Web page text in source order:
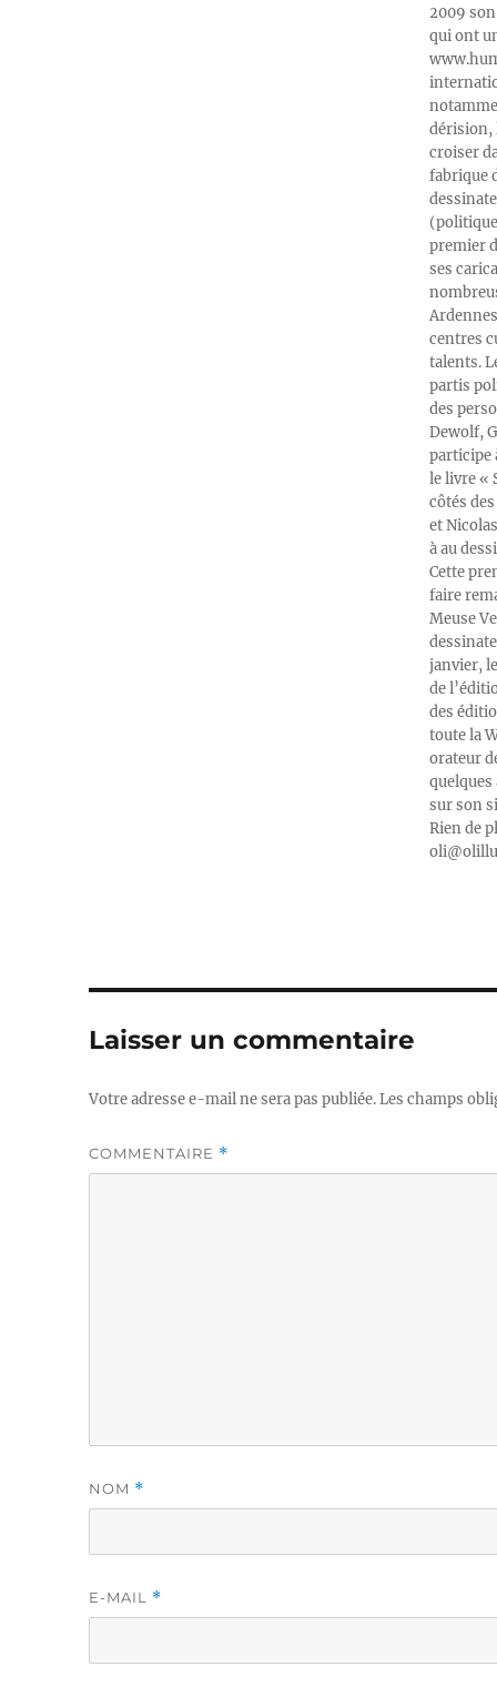
2009
qui ont
dérision,
croiser
fabrique
premier
ses
centres
talents.
partis
des
Dewolf,
participe
le livre «
côtés
et
à au
Cette
faire
Meuse
janvier,
de
des
toute la
orateur
sur son
Rien de
Laisser un commentaire
Votre adresse e-mail ne sera pas publiée.Les champs
COMMENTAIRE *
NOM *
E-MAIL *